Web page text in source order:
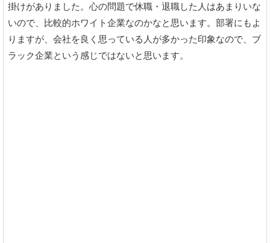
掛けがありました。心の問題で休職・退職した人はあまりいな
いので、比較的ホワイト企業なのかなと思います。部署にもよ
りますが、会社を良く思っている人が多かった印象なので、ブ
ラック企業という感じではないと思います。